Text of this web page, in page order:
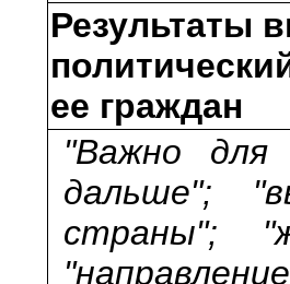
Результаты
ее граждан
"Важно
дальше";
страны";